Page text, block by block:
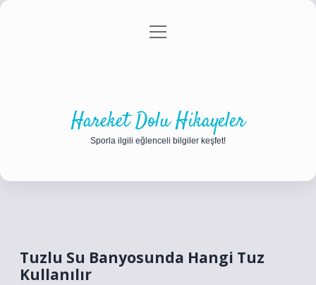
Gizlilik Politikası
menüyü
Hareket Dolu Hikayeler
Sporla ilgili eğlenceli bilgiler keşfet!
Tuzlu Su Banyosunda Hangi Tuz
Kullanılır